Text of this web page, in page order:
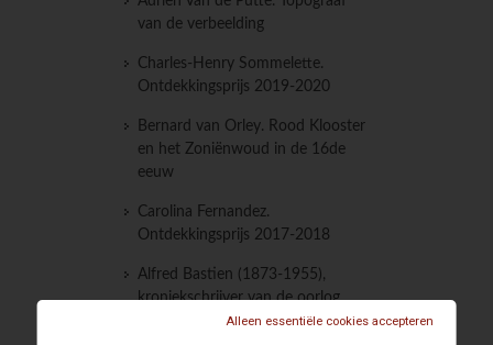
van de verbeelding
Charles-Henry Sommelette.
Ontdekkingsprijs 2019-2020
Bernard van Orley. Rood Klooster
en het Zoniënwoud in de 16de
eeuw
Carolina Fernandez.
Ontdekkingsprijs 2017-2018
Alfred Bastien (1873-1955),
kroniekschrijver van de oorlog
Alleen essentiële cookies accepteren